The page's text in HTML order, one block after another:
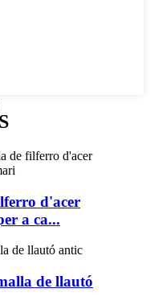
d'acer
a ca...
de llautó